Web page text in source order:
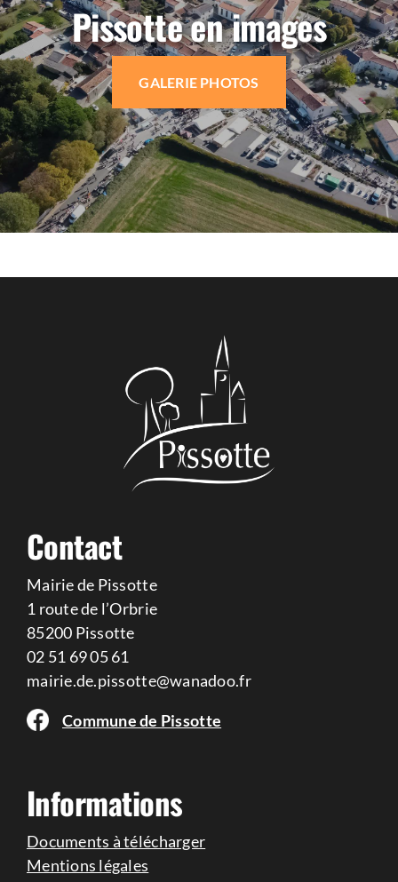
Pissotte en images
GALERIE PHOTOS
Contact
Mairie de Pissotte
1 route de l’Orbrie
85200 Pissotte
02 51 69 05 61
mairie.de.pissotte@wanadoo.fr
Commune de Pissotte
Informations
Documents à télécharger
Mentions légales